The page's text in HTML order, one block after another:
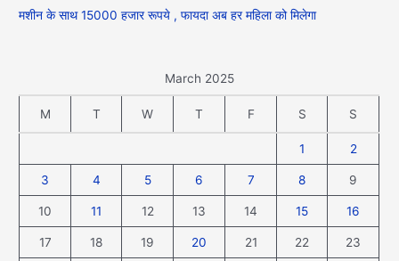
मशीन के साथ 15000 हजार रूपये , फायदा अब हर महिला को मिलेगा
March 2025
M T W T F S S
1 2
3 4 5 6 7 8 9
10 11 12 13 14 15 16
17 18 19 20 21 22 23